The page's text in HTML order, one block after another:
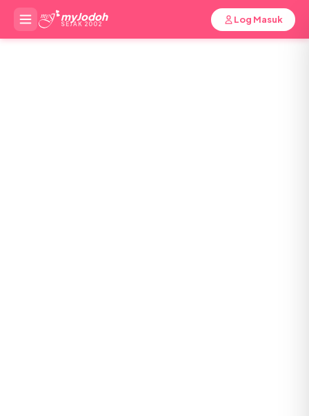
myJodoh
SEJAK 2002 Log Masuk